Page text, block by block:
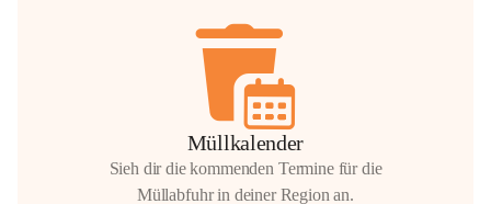
Müllkalender
Sieh dir die kommenden Termine für die
Müllabfuhr in deiner Region an.